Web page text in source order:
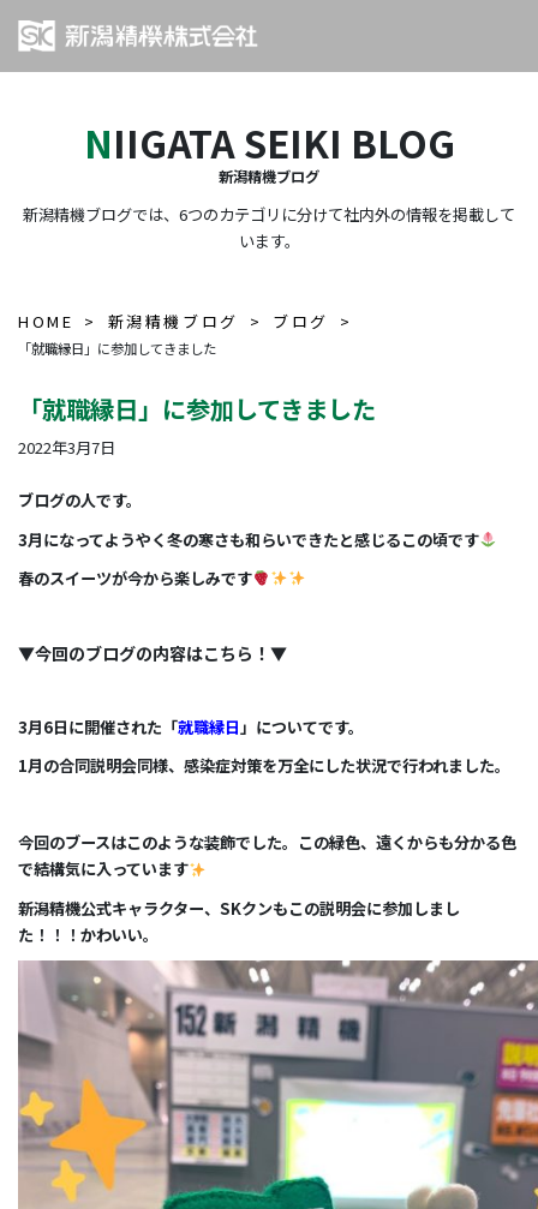
NIIGATA SEIKI BLOG
新潟精機ブログ
新潟精機ブログでは、6つのカテゴリに分けて社内外の情報を掲載して
います。
HOME 新潟精機ブログ ブログ
「就職縁日」に参加してきました
「就職縁日」に参加してきました
2022年3月7日
ブログの人です。
3月になってようやく冬の寒さも和らいできたと感じるこの頃です
春のスイーツが今から楽しみです
▼今回のブログの内容はこちら！▼
3月6日に開催された「就職縁日」についてです。
1月の合同説明会同様、感染症対策を万全にした状況で行われました。
今回のブースはこのような装飾でした。この緑色、遠くからも分かる色
で結構気に入っています
新潟精機公式キャラクター、SKクンもこの説明会に参加しまし
た！！！かわいい。